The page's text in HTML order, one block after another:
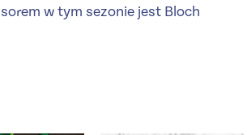
w tym sezonie jest Bloch